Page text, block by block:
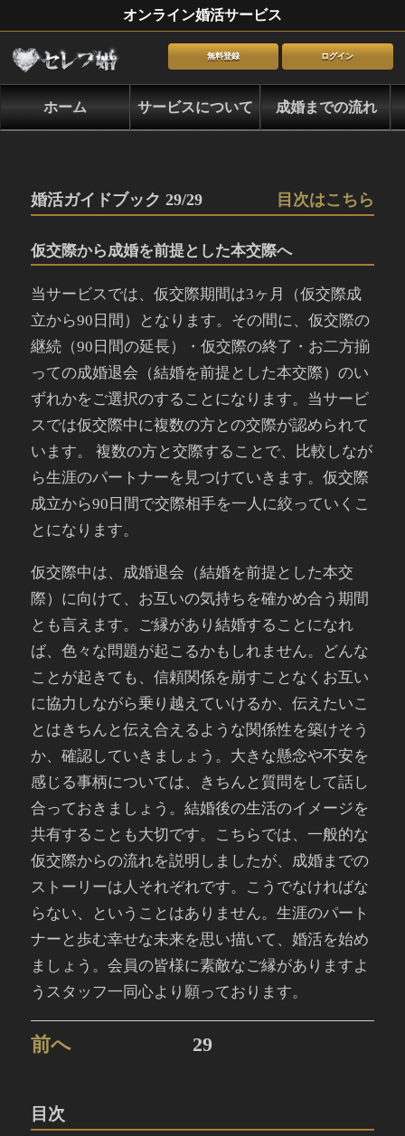
オンライン婚活サービス
無料登録 ログイン
ホーム サービスについて 成婚までの流れ
婚活ガイドブック 29/29 目次はこちら
目次
仮交際から成婚を前提とした本交際へ
当サービスでは、仮交際期間は3ヶ月（仮交際成
立から90日間）となります。その間に、仮交際の
継続（90日間の延長）・仮交際の終了・お二方揃
っての成婚退会（結婚を前提とした本交際）のい
ずれかをご選択のすることになります。当サービ
スでは仮交際中に複数の方との交際が認められて
います。 複数の方と交際することで、比較しなが
ら生涯のパートナーを見つけていきます。仮交際
成立から90日間で交際相手を一人に絞っていくこ
とになります。
仮交際中は、成婚退会（結婚を前提とした本交
際）に向けて、お互いの気持ちを確かめ合う期間
とも言えます。ご縁があり結婚することになれ
ば、色々な問題が起こるかもしれません。どんな
ことが起きても、信頼関係を崩すことなくお互い
に協力しながら乗り越えていけるか、伝えたいこ
とはきちんと伝え合えるような関係性を築けそう
か、確認していきましょう。大きな懸念や不安を
感じる事柄については、きちんと質問をして話し
合っておきましょう。結婚後の生活のイメージを
共有することも大切です。こちらでは、一般的な
仮交際からの流れを説明しましたが、成婚までの
ストーリーは人それぞれです。こうでなければな
らない、ということはありません。生涯のパート
ナーと歩む幸せな未来を思い描いて、婚活を始め
ましょう。会員の皆様に素敵なご縁がありますよ
うスタッフ一同心より願っております。
前へ 29